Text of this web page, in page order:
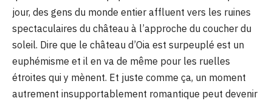
jour, des gens du monde entier affluent vers les ruines
spectaculaires du château à l’approche du coucher du
soleil. Dire que le château d’Oia est surpeuplé est un
euphémisme et il en va de même pour les ruelles
étroites qui y mènent. Et juste comme ça, un moment
autrement insupportablement romantique peut devenir